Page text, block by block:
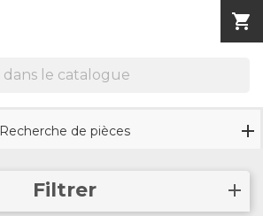
shopping_cart
Recherche de pièces
Filtrer